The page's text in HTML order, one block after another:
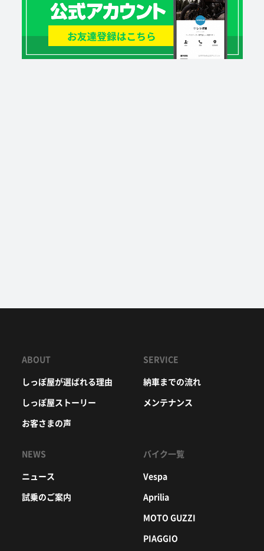
ABOUT
しっぽ屋が選ばれる理由
しっぽ屋ストーリー
お客さまの声
NEWS
ニュース
試乗のご案内
SERVICE
納車までの流れ
メンテナンス
バイク一覧
Vespa
Aprilia
MOTO GUZZI
PIAGGIO